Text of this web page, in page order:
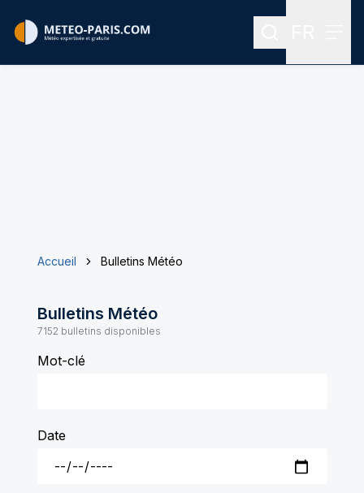
Rechercher
Accueil Bulletins Météo
Bulletins Météo
7152 bulletins disponibles
Mot-clé
Date